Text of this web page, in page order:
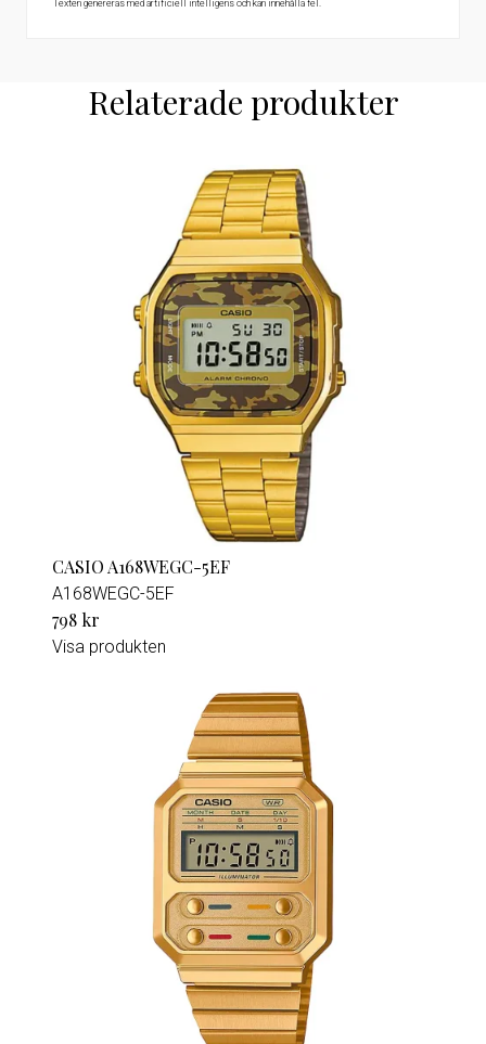
Texten genereras med artificiell intelligens och kan innehålla fel.
Relaterade produkter
CASIO A168WEGC-5EF
A168WEGC-5EF
798 kr
Visa produkten